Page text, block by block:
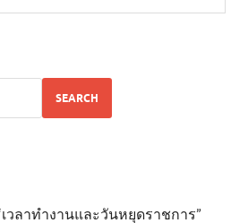
SEARCH
วลาทำงานและวันหยุดราชการ”